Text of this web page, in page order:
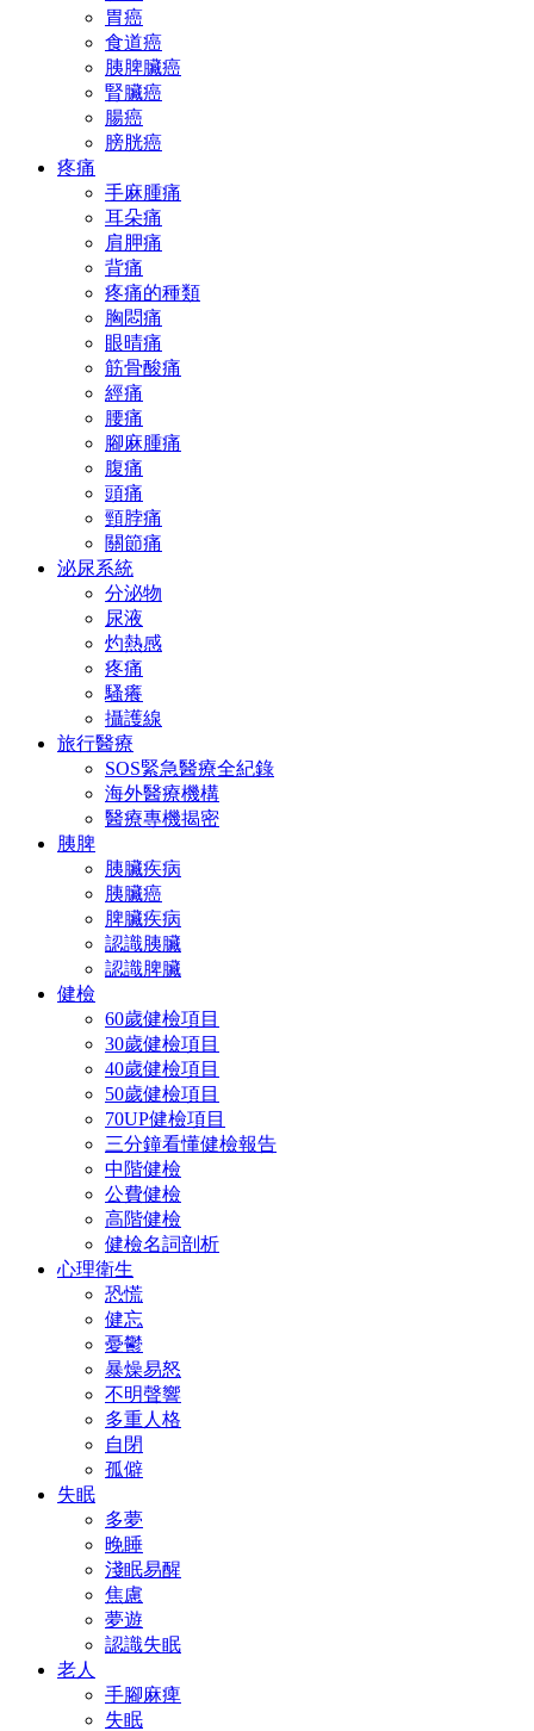
胃癌
食道癌
胰脾臟癌
腎臟癌
腸癌
膀胱癌
疼痛
手麻腫痛
耳朵痛
肩胛痛
背痛
疼痛的種類
胸悶痛
眼晴痛
筋骨酸痛
經痛
腰痛
腳麻腫痛
腹痛
頭痛
頸脖痛
關節痛
泌尿系統
分泌物
尿液
灼熱感
疼痛
騷癢
攝護線
旅行醫療
SOS緊急醫療全紀錄
海外醫療機構
醫療專機揭密
胰脾
胰臟疾病
胰臟癌
脾臟疾病
認識胰臟
認識脾臟
健檢
60歲健檢項目
30歲健檢項目
40歲健檢項目
50歲健檢項目
70UP健檢項目
三分鐘看懂健檢報告
中階健檢
公費健檢
高階健檢
健檢名詞剖析
心理衛生
恐慌
健忘
憂鬱
暴燥易怒
不明聲響
多重人格
自閉
孤僻
失眠
多夢
晚睡
淺眠易醒
焦慮
夢遊
認識失眠
老人
手腳麻痺
失眠